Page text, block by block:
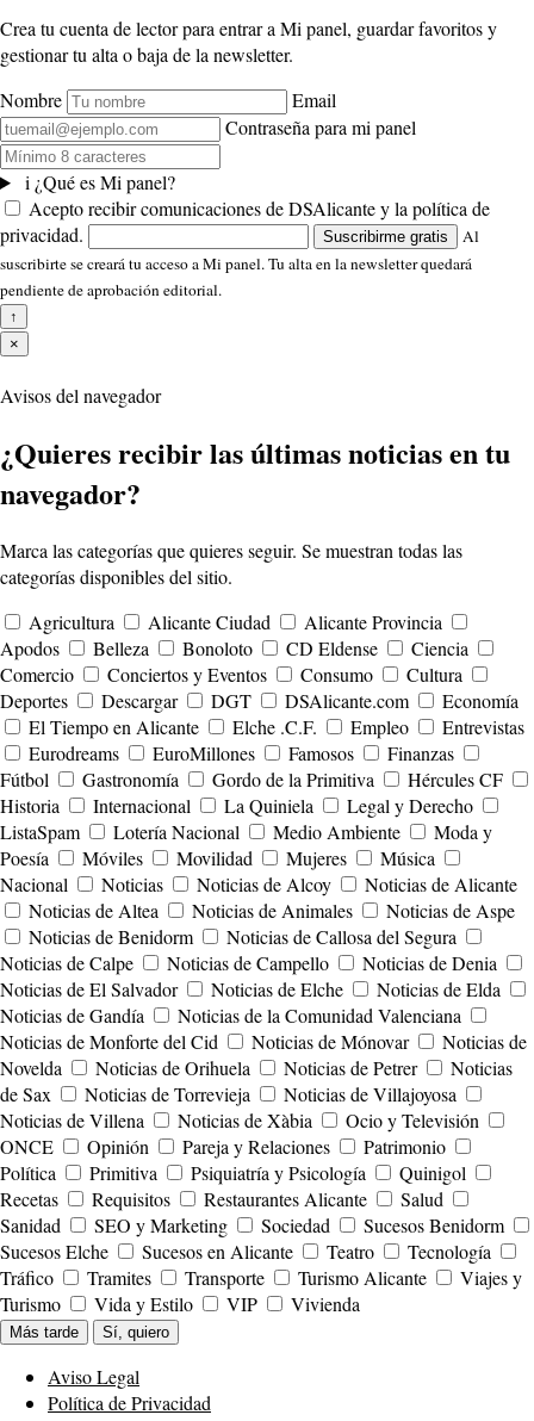
Crea tu cuenta de lector para entrar a Mi panel, guardar favoritos y
gestionar tu alta o baja de la newsletter.
Nombre
Email
Contraseña para mi panel
i ¿Qué es Mi panel?
Acepto recibir comunicaciones de DSAlicante y la política de
privacidad.
Suscribirme gratis
Al
suscribirte se creará tu acceso a Mi panel. Tu alta en la newsletter quedará
pendiente de aprobación editorial.
↑
×
Avisos del navegador
¿Quieres recibir las últimas noticias en tu
navegador?
Marca las categorías que quieres seguir. Se muestran todas las
categorías disponibles del sitio.
Agricultura
Alicante Ciudad
Alicante Provincia
Apodos
Belleza Bonoloto CD Eldense
Ciencia
Comercio
Conciertos y Eventos Consumo
Cultura
Deportes
Descargar DGT DSAlicante.com
Economía
El Tiempo en Alicante
Elche .C.F. Empleo
Entrevistas
Eurodreams
EuroMillones Famosos
Finanzas
Fútbol
Gastronomía Gordo de la Primitiva
Hércules CF
Historia
Internacional La Quiniela
Legal y Derecho
ListaSpam
Lotería Nacional Medio Ambiente
Moda y
Poesía
Móviles Movilidad Mujeres
Música
Nacional
Noticias Noticias de Alcoy
Noticias de Alicante
Noticias de Altea
Noticias de Animales
Noticias de Aspe
Noticias de Benidorm
Noticias de Callosa del Segura
Noticias de Calpe
Noticias de Campello
Noticias de Denia
Noticias de El Salvador
Noticias de Elche
Noticias de Elda
Noticias de Gandía
Noticias de la Comunidad Valenciana
Noticias de Monforte del Cid
Noticias de Mónovar
Noticias de
Novelda
Noticias de Orihuela Noticias de Petrer
Noticias
de Sax
Noticias de Torrevieja
Noticias de Villajoyosa
Noticias de Villena
Noticias de Xàbia
Ocio y Televisión
ONCE
Opinión Pareja y Relaciones
Patrimonio
Política
Primitiva Psiquiatría y Psicología
Quinigol
Recetas
Requisitos Restaurantes Alicante
Salud
Sanidad
SEO y Marketing Sociedad
Sucesos Benidorm
Sucesos Elche
Sucesos en Alicante Teatro
Tecnología
Tráfico
Tramites Transporte Turismo Alicante
Viajes y
Turismo
Vida y Estilo VIP Vivienda
Más tarde Sí, quiero
Aviso Legal
Política de Privacidad